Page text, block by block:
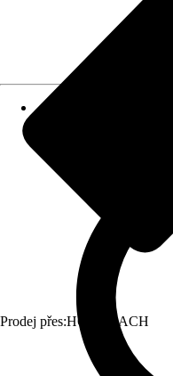
Prodej přes:HORNBACH